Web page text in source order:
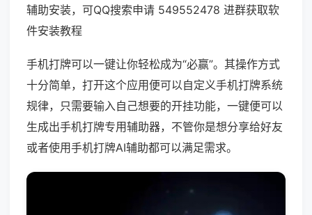
辅助安装，可QQ搜索申请 549552478 进群获取软
件安装教程
手机打牌可以一键让你轻松成为“必赢”。其操作方式
十分简单，打开这个应用便可以自定义手机打牌系统
规律，只需要输入自己想要的开挂功能，一键便可以
生成出手机打牌专用辅助器，不管你是想分享给好友
或者使用手机打牌AI辅助都可以满足需求。